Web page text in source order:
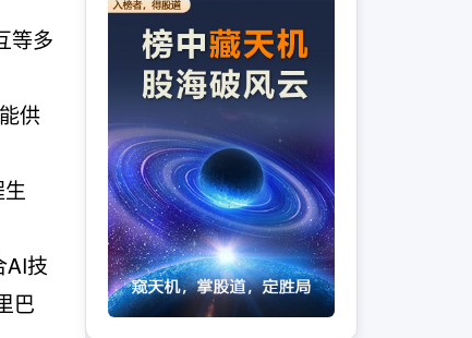
等多
供
AI技
巴